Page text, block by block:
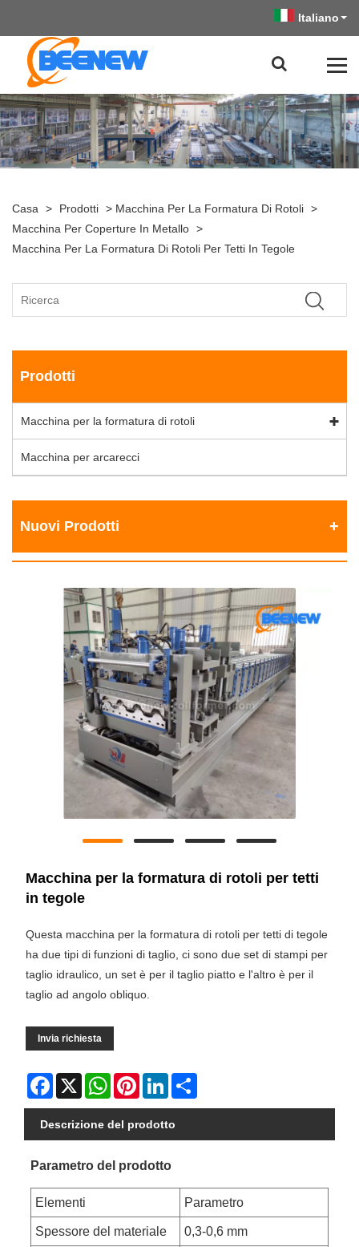
Italiano
Casa > Prodotti > Macchina Per La Formatura Di Rotoli >
Macchina Per Coperture In Metallo >
Macchina Per La Formatura Di Rotoli Per Tetti In Tegole
Prodotti
Macchina per la formatura di rotoli
Macchina per arcarecci
Nuovi Prodotti
Macchina per la formatura di rotoli per tetti
in tegole
Questa macchina per la formatura di rotoli per tetti di tegole
ha due tipi di funzioni di taglio, ci sono due set di stampi per
taglio idraulico, un set è per il taglio piatto e l'altro è per il
taglio ad angolo obliquo.
Invia richiesta
Facebook
X WhatsAppPinterestLinkedIn
Descrizione del prodotto
Parametro del prodotto
Elementi Parametro
Spessore del materiale 0,3-0,6 mm